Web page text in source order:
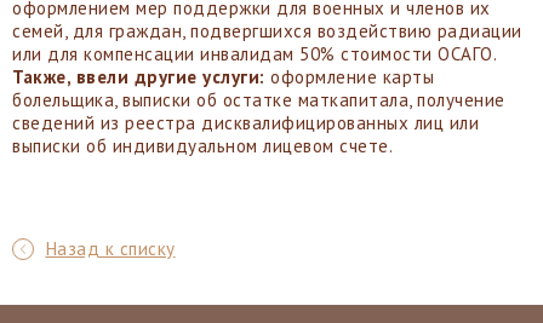
оформлением мер поддержки для военных и членов их
семей, для граждан, подвергшихся воздействию радиации
или для компенсации инвалидам 50% стоимости ОСАГО.
Также, ввели другие услуги: оформление карты
болельщика, выписки об остатке маткапитала, получение
сведений из реестра дисквалифицированных лиц или
выписки об индивидуальном лицевом счете.
Назад к списку